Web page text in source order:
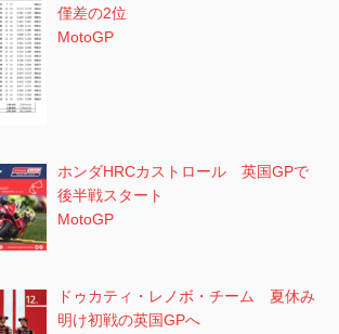
僅差の2位
MotoGP
ホンダHRCカストロール 英国GPで
後半戦スタート
MotoGP
ドゥカティ・レノボ・チーム 夏休み
明け初戦の英国GPへ